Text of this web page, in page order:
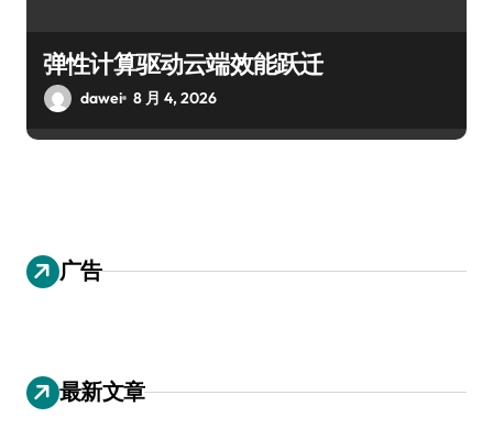
弹性计算驱动云端效能跃迁
dawei 8 月 4, 2026
广告
最新文章